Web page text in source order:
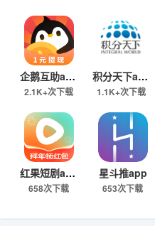
企鹅互助app
2.1K+次下载
积分天下app
1.1K+次下载
红果短剧app
658次下载
星斗推app
653次下载